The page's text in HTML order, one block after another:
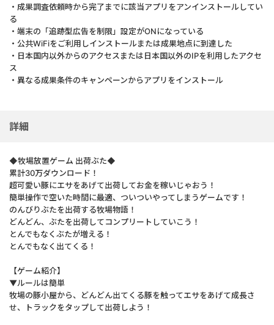
・成果調査依頼時から完了までに該当アプリをアンインストールしてい
る
・端末の「追跡型広告を制限」設定がONになっている
・公共WiFiをご利用しインストールまたは成果地点に到達した
・日本国内以外からのアクセスまたは日本国以外のIPを利用したアクセ
ス
・異なる成果条件のキャンペーンからアプリをインストール
詳細
◆牧場放置ゲーム 出荷ぶた◆
累計30万ダウンロード！
超可愛い豚にエサをあげて出荷してお金を稼いじゃおう！
簡単操作で空いた時間に最適、ついついやってしまうゲームです！
のんびりぶたを出荷する牧場物語！
どんどん、ぶたを出荷してコンプリートしていこう！
とんでもなくぶたが増える！
とんでもなく出てくる！
【ゲーム紹介】
▼ルールは簡単
牧場の豚小屋から、どんどん出てくる豚を触ってエサをあげて成長さ
せ、トラックをタップして出荷しよう！